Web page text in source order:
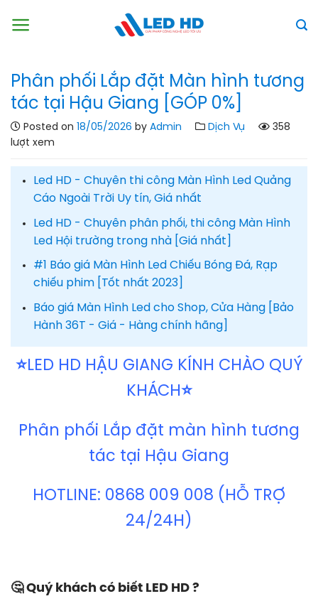
Phân phối Lắp đặt Màn hình tương
tác tại Hậu Giang [GÓP 0%]
Posted on 18/05/2026 by Admin Dịch Vụ
358
lượt xem
Led HD - Chuyên thi công Màn Hình Led Quảng
Cáo Ngoài Trời Uy tín, Giá nhất
Led HD - Chuyên phân phối, thi công Màn Hình
Led Hội trường trong nhà [Giá nhất]
#1 Báo giá Màn Hình Led Chiếu Bóng Đá, Rạp
chiếu phim [Tốt nhất 2023]
Báo giá Màn Hình Led cho Shop, Cửa Hàng [Bảo
Hành 36T - Giá - Hàng chính hãng]
⭐LED HD HẬU GIANG KÍNH CHÀO QUÝ
KHÁCH⭐
Phân phối Lắp đặt màn hình tương
tác tại Hậu Giang
HOTLINE: 0868 009 008 (HỖ TRỢ
24/24H)
🤔 Quý khách có biết LED HD ?